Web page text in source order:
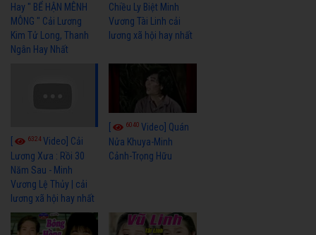
Hay " BỂ HẬN MÊNH
MÔNG " Cải Lương
Kim Tử Long, Thanh
Ngân Hay Nhất
Chiều Ly Biệt Minh
Vương Tài Linh cải
lương xã hội hay nhất
6324Video] Cải
Lương Xưa : Rồi 30
Năm Sau - Minh
Vương Lệ Thủy | cải
lương xã hội hay nhất
6040Video] Quán
Nửa Khuya-Minh
Cảnh-Trọng Hữu